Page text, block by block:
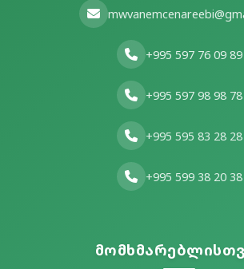
+995 597 76 09 89
+995 597 98 98 78
+995 595 83 28 28
+995 599 38 20 38